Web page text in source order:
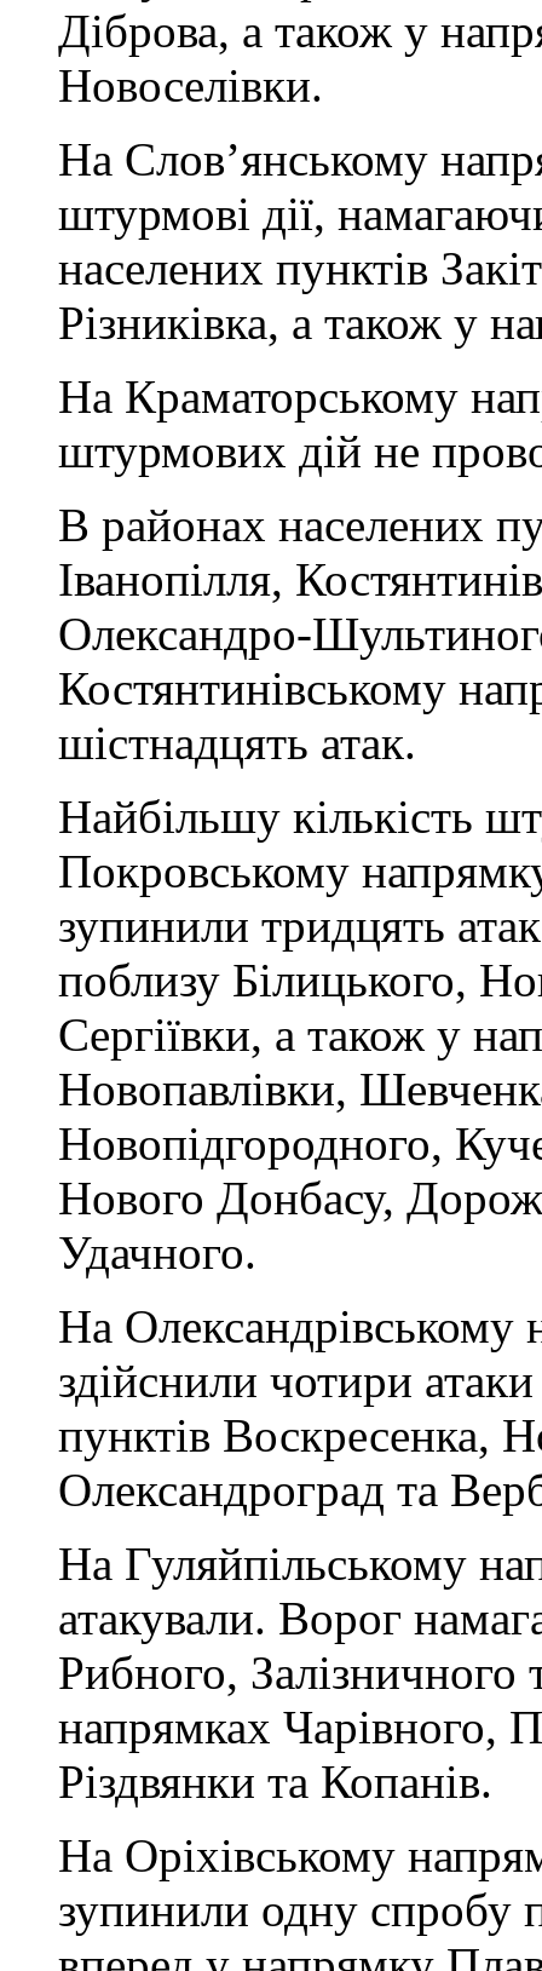
Діброва, а також у
Новоселівки.
На Слов’янському
штурмові дії,
населених пунктів
Різниківка, а також у
На Краматорському
штурмових дій не
В районах населених
Іванопілля,
Олександро-
Костянтинівському
шістнадцять атак.
Найбільшу кількість
Покровському
зупинили тридцять
поблизу Білицького,
Сергіївки, а також у
Новопавлівки,
Новопідгородного,
Нового Донбасу,
Удачного.
На Олександрівському
здійснили чотири
пунктів Воскресенка,
Олександроград та
На Гуляйпільському
атакували. Ворог
Рибного, Залізничного
напрямках Чарівного,
Різдвянки та Копанів.
На Оріхівському
зупинили одну спробу